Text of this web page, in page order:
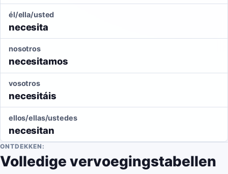
él/ella/usted
necesita
nosotros
necesitamos
vosotros
necesitáis
ellos/ellas/ustedes
necesitan
ONTDEKKEN:
Volledige vervoegingstabellen